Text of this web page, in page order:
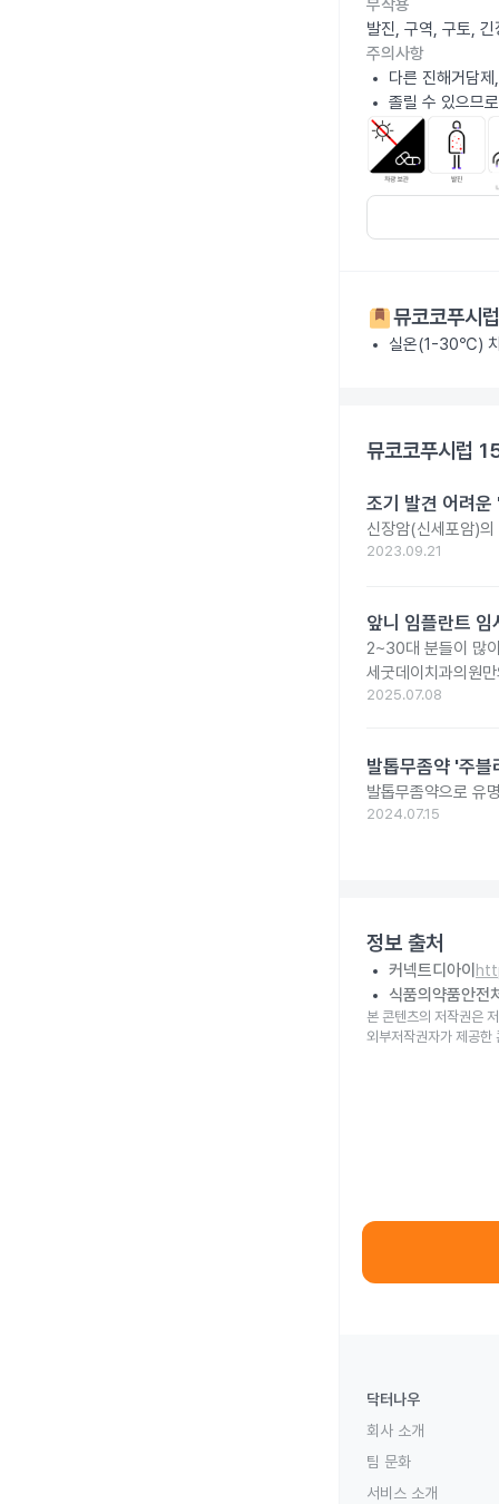
부작용
발진, 구역, 구토,
주의사항
다른 진해거담
졸릴 수 있으므
뮤코코푸시
실온(1-30℃)
뮤코코푸시럽
조기 발견 어려
신장암(신세포암)
2023.09.21
앞니 임플란트
2~30대 분들이 많
세굿데이치과의원
2025.07.08
발톱무좀약 '주
발톱무좀약으로 유
2024.07.15
정보 출처
커넥트디아이
식품의약품안전
본 콘텐츠의 저작권은
외부저작권자가 제공한
닥터나우
회사 소개
팀 문화
서비스 소개